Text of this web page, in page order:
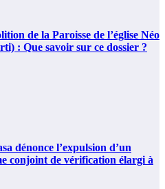
de la Paroisse de l’église Néo
: Que savoir sur ce dossier ?
dénonce l’expulsion d’un
conjoint de vérification élargi à